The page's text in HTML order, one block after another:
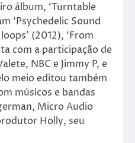
álbum, ‘Turntable
‘Psychedelic Sound
(2012), ‘From
com a participação de
NBC e Jimmy P, e
meio editou também
músicos e bandas
Micro Audio
Holly, seu